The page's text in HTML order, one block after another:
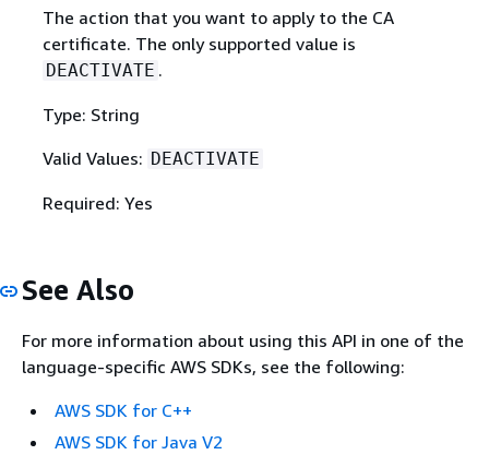
The action that you want to apply to the CA
certificate. The only supported value is
DEACTIVATE .
Type: String
Valid Values: DEACTIVATE
Required: Yes
See Also
For more information about using this API in one of the
language-specific AWS SDKs, see the following:
AWS SDK for C++
AWS SDK for Java V2